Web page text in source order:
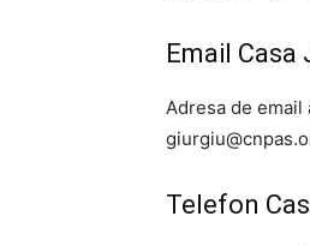
Email Casa
Adresa de
Telefon